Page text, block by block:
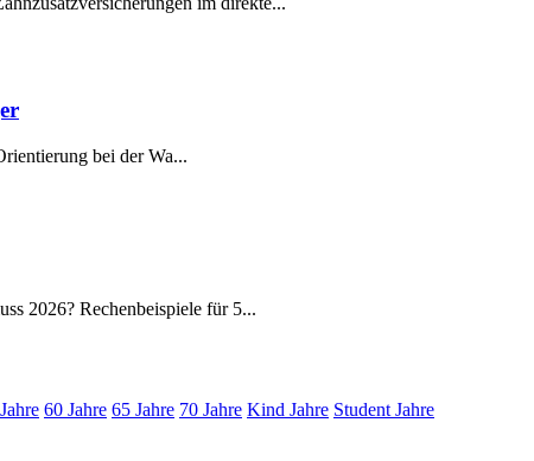
bei der Wa...
2026? Rechenbeispiele für 5...
60 Jahre 65 Jahre 70 Jahre Kind Jahre Student Jahre